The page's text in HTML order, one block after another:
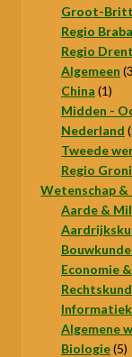
Groot-
Regio
Regio
Algemeen 3
China 11
Midden -
Nederland
Tweede
Regio
Wetenschap
Aarde &
Economie
Algemene
Biologie 55